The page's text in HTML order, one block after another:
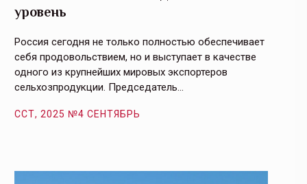
уровень
Россия сегодня не только полностью обеспечивает
себя продовольствием, но и выступает в качестве
одного из крупнейших мировых экспортеров
сельхозпродукции. Председатель…
ССТ, 2025 №4 СЕНТЯБРЬ